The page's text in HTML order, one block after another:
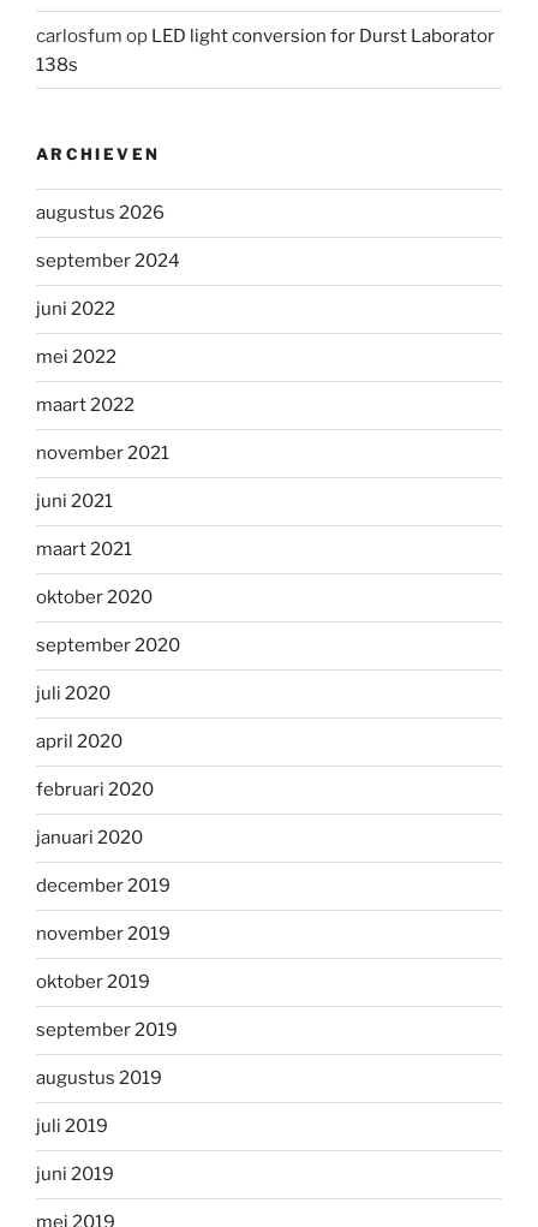
carlosfum op LED light conversion for Durst Laborator
138s
ARCHIEVEN
augustus 2026
september 2024
juni 2022
mei 2022
maart 2022
november 2021
juni 2021
maart 2021
oktober 2020
september 2020
juli 2020
april 2020
februari 2020
januari 2020
december 2019
november 2019
oktober 2019
september 2019
augustus 2019
juli 2019
juni 2019
mei 2019